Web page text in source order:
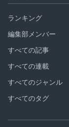
ランキング
編集部メンバー
すべての記事
すべての連載
すべてのジャンル
すべてのタグ